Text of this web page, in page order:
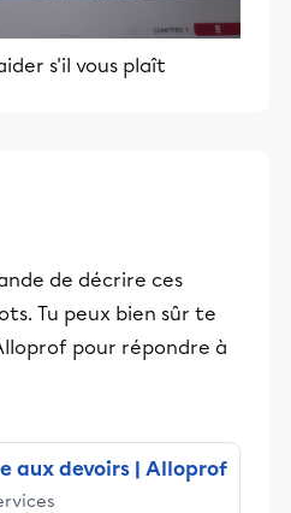
s'il vous plaît
de décrire ces
Tu peux bien sûr te
pour répondre à
aux devoirs | Alloprof